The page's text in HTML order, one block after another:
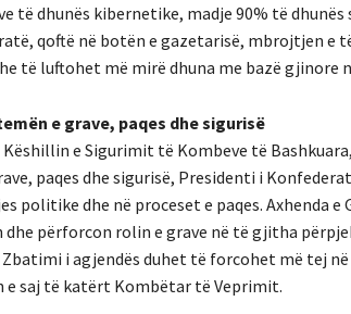
të dhunës kibernetike, madje 90% të
qoftë në botën e gazetarisë, mbrojtjen e
të luftohet më mirë dhuna me bazë gjinore
e grave, paqes dhe sigurisë
e Sigurimit të Kombeve të
paqes dhe sigurisë, Presidenti i
dhe në proceset e paqes. Axhenda e
përforcon rolin e grave në të gjitha
i agjendës duhet të forcohet më tej në
e saj të katërt Kombëtar të Veprimit.